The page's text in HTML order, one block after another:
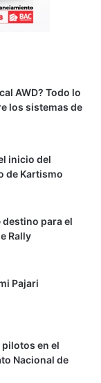
AWD? Todo lo
los sistemas de
inicio del
de Kartismo
para el
Rally
Pajari
en el
Nacional de